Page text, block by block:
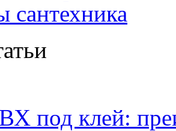
сантехника
под клей: